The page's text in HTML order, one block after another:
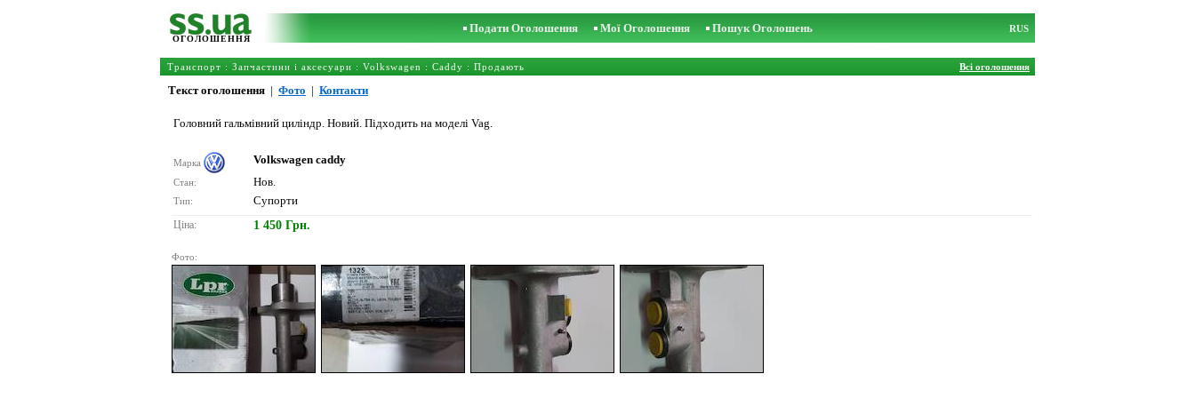
ОГОЛОШЕННЯ
Подати Оголошення Мої Оголошення Пошук Оголошень RUS
Транспорт : Запчастини і аксесуари : Volkswagen : Caddy : Продають Всі оголошення
Текст оголошення | Фото | Контакти
Головний гальмівний циліндр. Новий. Підходить на моделі Vag.
Марка Volkswagen caddy
Стан: Нов.
Тип: Супорти
Ціна: 1 450 Грн.
Фото: